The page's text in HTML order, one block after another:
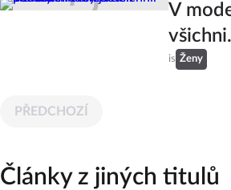
V
is Ženy
PŘEDCHOZÍ
Články z jiných titulů